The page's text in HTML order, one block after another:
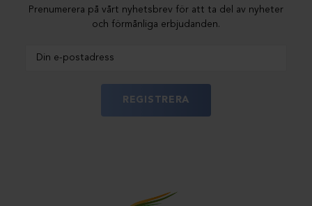
Prenumerera på vårt nyhetsbrev för att ta del av nyheter
och förmånliga erbjudanden.